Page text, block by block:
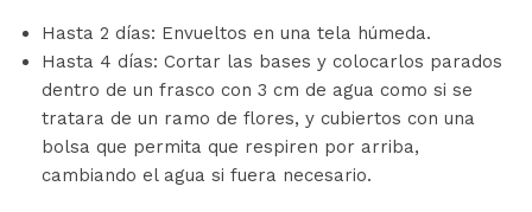
Hasta 2 días: Envueltos en una tela húmeda.
Hasta 4 días: Cortar las bases y colocarlos parados
dentro de un frasco con 3 cm de agua como si se
tratara de un ramo de flores, y cubiertos con una
bolsa que permita que respiren por arriba,
cambiando el agua si fuera necesario.